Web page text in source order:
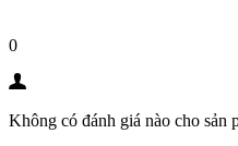
0
Không có đánh giá nào cho sản